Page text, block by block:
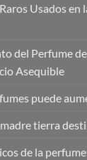
Usados en
del Perfume
Asequible
puede
tierra
de la